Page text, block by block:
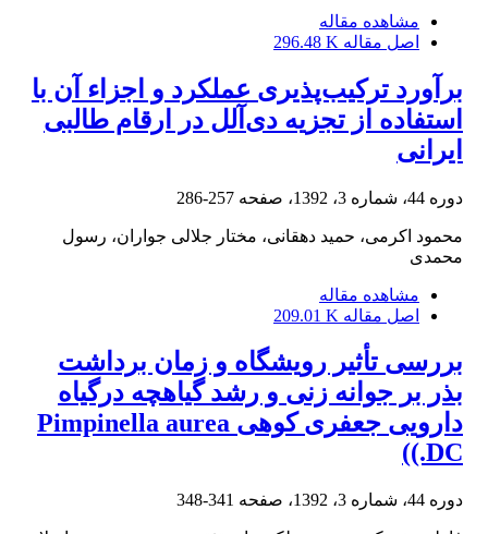
مشاهده مقاله
اصل مقاله 296.48 K
برآورد ترکیب‌پذیری عملکرد و اجزاء آن با
استفاده از تجزیه دی‌آلل در ارقام طالبی
ایرانی
دوره 44، شماره 3، 1392، صفحه 257-286
محمود اکرمی، حمید دهقانی، مختار جلالی جواران، رسول
محمدی
مشاهده مقاله
اصل مقاله 209.01 K
بررسی تأثیر رویشگاه و زمان برداشت
بذر بر جوانه زنی و رشد گیاهچه درگیاه
دارویی جعفری کوهی Pimpinella aurea
DC.))
دوره 44، شماره 3، 1392، صفحه 341-348